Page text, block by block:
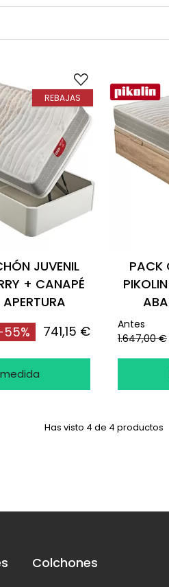
REBAJAS
JUVENIL
+ CANAPÉ
BLANCO
741,15 €
PACK
Antes
1.647,00 €
Has visto 4 de 4 productos
Colchones